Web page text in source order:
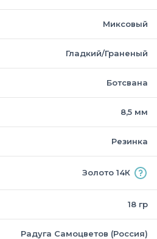
Миксовый
Гладкий/Граненый
Ботсвана
8,5 мм
Резинка
Золото 14К
18 гр
Радуга Самоцветов (Россия)